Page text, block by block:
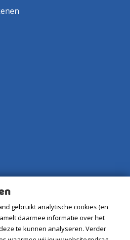
gebruikt analytische cookies (en
daarmee informatie over het
te kunnen analyseren. Verder